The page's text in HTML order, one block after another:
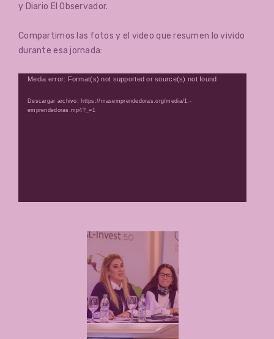
y Diario El Observador.
Compartimos las fotos y el video que resumen lo vivido
durante esa jornada:
Reproductor
vídeo
Media error: Format(s) not supported or source(s) not found
Descargar archivo: https://masemprendedoras.org/media/1.-
emprendedoras.mp4?_=1